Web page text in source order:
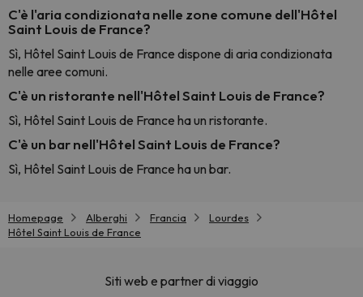
C'è l'aria condizionata nelle zone comune dell'Hôtel
Saint Louis de France?
Sì, Hôtel Saint Louis de France dispone di aria condizionata
nelle aree comuni.
C'è un ristorante nell'Hôtel Saint Louis de France?
Sì, Hôtel Saint Louis de France ha un ristorante.
C'è un bar nell'Hôtel Saint Louis de France?
Sì, Hôtel Saint Louis de France ha un bar.
Homepage Alberghi Francia
Lourdes
Hôtel Saint Louis de France
Siti web e partner di viaggio